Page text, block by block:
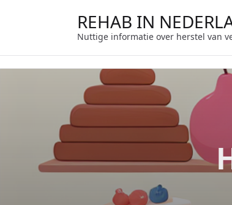
REHAB IN
Nuttige informatie over herstel van